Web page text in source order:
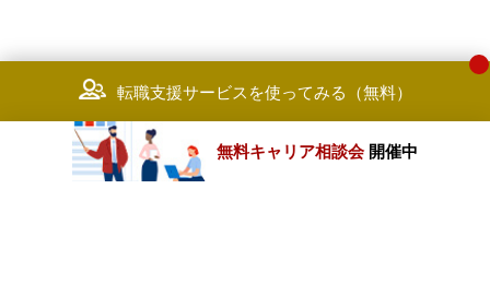
転職支援サービスを使ってみる（無料）
無料キャリア相談会 開催中